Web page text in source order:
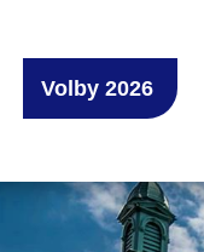
Volby 2026